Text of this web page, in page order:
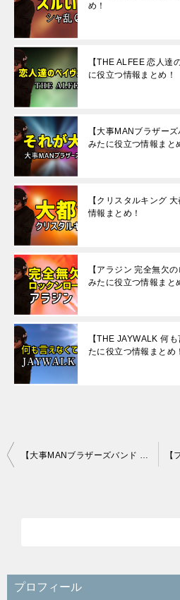
め！
【THE ALFEE 恋人達
に役立つ情報まとめ！
【大事MANブラザー
みたに役立つ情報まと
【クリスタルキング
情報まとめ！
【アラジン 完全無欠
みたに役立つ情報まと
【THE JAYWALK 何
たに役立つ情報まとめ！
投
シ
【大事MANブラザーズバンド それが大事】歌ってみたに役立つ情報まとめ！
プロフィール